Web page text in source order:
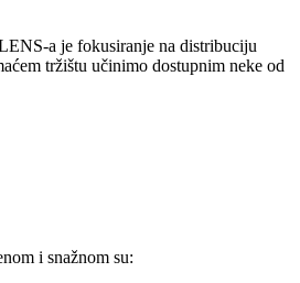
a je fokusiranje na distribuciju
tržištu učinimo dostupnim neke od
i snažnom su: